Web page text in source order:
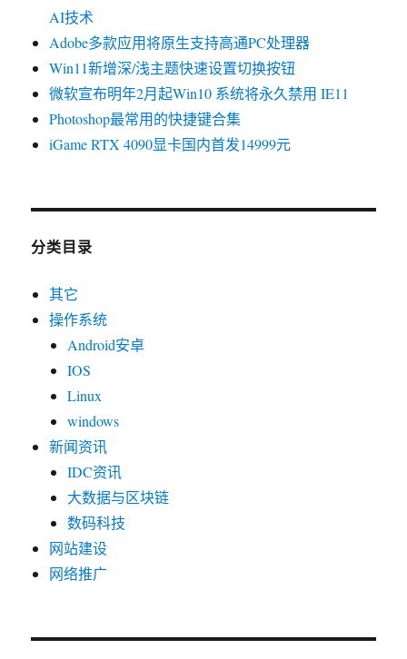
AI技术
Adobe多款应用将原生支持高通PC处理器
Win11新增深/浅主题快速设置切换按钮
微软宣布明年2月起Win10 系统将永久禁用 IE11
Photoshop最常用的快捷键合集
iGame RTX 4090显卡国内首发14999元
分类目录
其它
操作系统
Android安卓
IOS
Linux
windows
新闻资讯
IDC资讯
大数据与区块链
数码科技
网站建设
网络推广